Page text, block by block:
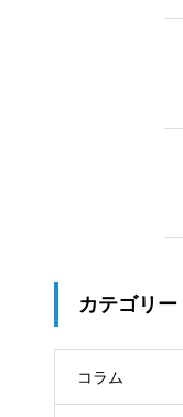
カテゴリー
コラム